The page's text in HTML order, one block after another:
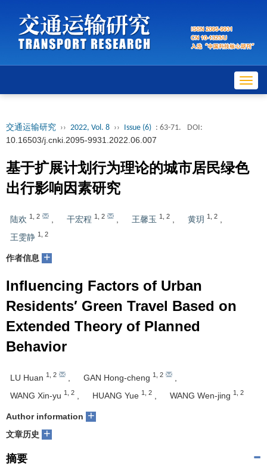
交通运输研究 ›› 2022, Vol. 8 ›› Issue (6) : 63-71. DOI:
10.16503/j.cnki.2095-9931.2022.06.007
基于扩展计划行为理论的城市居民绿色
出行影响因素研究
陆欢 1, 2 干宏程 1, 2 王馨玉 1, 2 黄玥 1, 2
王雯静 1, 2
作者信息 +
Influencing Factors of Urban
Residents′ Green Travel Based on
Extended Theory of Planned
Behavior
LU Huan 1, 2 GAN Hong-cheng 1, 2
WANG Xin-yu 1, 2 HUANG Yue 1, 2 WANG Wen-jing 1, 2
Author information +
文章历史 +
摘要